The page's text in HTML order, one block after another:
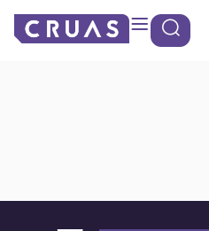
Panneau de gestion des cookies
principal